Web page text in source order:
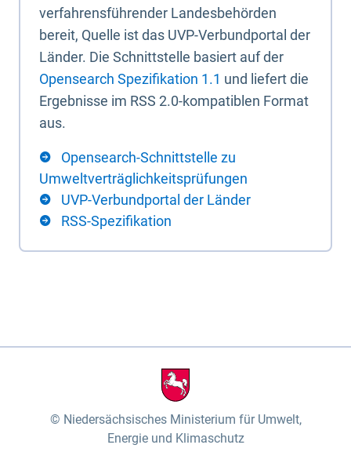
verfahrensführender Landesbehörden
bereit, Quelle ist das UVP-Verbundportal der
Länder. Die Schnittstelle basiert auf der
Opensearch Spezifikation 1.1 und liefert die
Ergebnisse im RSS 2.0-kompatiblen Format
aus.
Opensearch-Schnittstelle zu
Umweltverträglichkeitsprüfungen
UVP-Verbundportal der Länder
RSS-Spezifikation
Niedersächsisches Ministerium für Umwelt,
Energie und Klimaschutz